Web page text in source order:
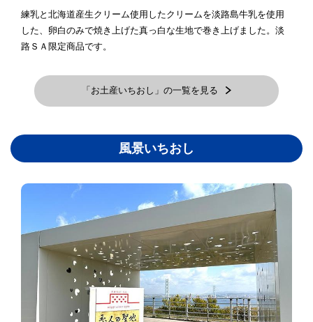
練乳と北海道産生クリーム使用したクリームを淡路島牛乳を使用
した、卵白のみで焼き上げた真っ白な生地で巻き上げました。淡
路ＳＡ限定商品です。
「お土産いちおし」の一覧を見る
風景いちおし